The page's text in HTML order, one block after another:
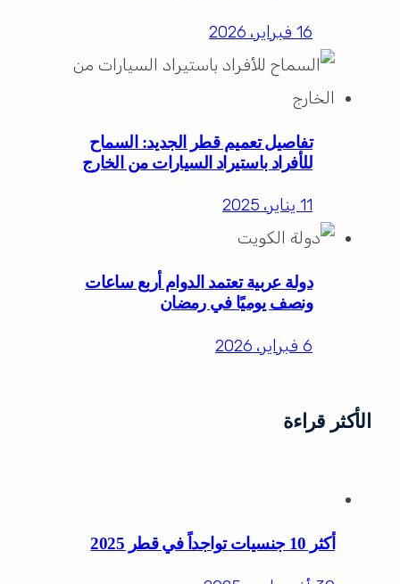
16 فبراير، 2026
تفاصيل تعميم قطر الجديد: السماح
للأفراد باستيراد السيارات من الخارج
11 يناير، 2025
دولة عربية تعتمد الدوام أربع ساعات
ونصف يوميًا في رمضان
6 فبراير، 2026
الأكثر قراءة
أكثر 10 جنسيات تواجداً في قطر 2025